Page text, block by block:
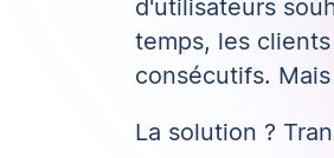
d'utilisateurs
temps, les
consécutifs.
La solution ?